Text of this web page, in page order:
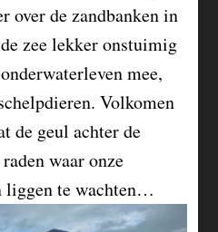
over de zandbanken in
zee lekker onstuimig
mee,
Volkomen
de geul achter de
waar onze
liggen te wachten…